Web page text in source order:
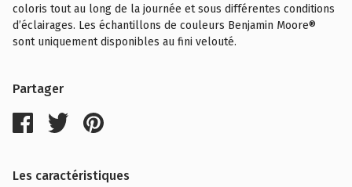
coloris tout au long de la journée et sous différentes conditions
d’éclairages. Les échantillons de couleurs Benjamin Moore®
sont uniquement disponibles au fini velouté.
Partager
Les caractéristiques